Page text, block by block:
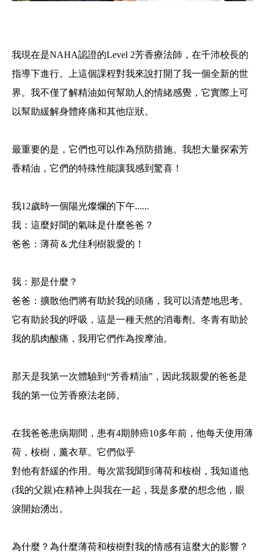
我現在是NAHA認證的Level 2芳香療法師，在千沛校長的
指導下進行。上這個課程對我來說打開了我一個全新的世
界。我不僅了解精油如何幫助人的情緒感覺，它實際上可
以幫助緩解身體疼痛和其他症狀。
最重要的是，它們也可以作為預防措施。我想大量探索芳
香精油，它們的特殊性能讓我感到驚喜！
我12歲時一個陽光燦爛的下午......
我：這麼好聞的氣味是什麼爸爸？
爸爸：薄荷＆尤佳利樹親愛的！
我：那是什麼？
爸爸：擴散他們將有助於我的頭痛，我可以清楚地思考。
它有助於我的呼吸，這是一種天然的消毒劑。冬青有助於
我的肌肉酸痛，我用它們作為按摩油。
那天是我第一次體驗到“芳香精油”，因此我親愛的爸爸是
我的第一位芳香療法老師。
在我爸爸患病期間，患有4期肺癌10多年前，他每天使用薄
荷，桉樹，薰衣草。它們似乎
對他有舒緩的作用。每次當我聞到薄荷和桉樹，我知道他
(我的父親)在精神上與我在一起，我是多麼的想念他，眼
淚開始湧出。
為什麼？為什麼薄荷和桉樹對我的情感有這麼大的影響？